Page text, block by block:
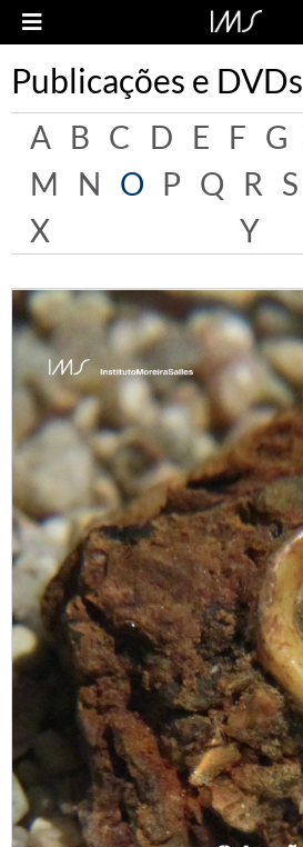
Publicações e DVDs
A B C D E F G
M
N O P Q R S
X
Y